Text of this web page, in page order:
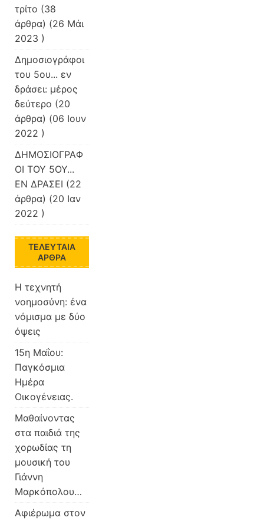
τρίτο (38
άρθρα) (26 Μάι
2023 )
Δημοσιογράφοι
του 5ου... εν
δράσει: μέρος
δεύτερο (20
άρθρα) (06 Ιουν
2022 )
ΔΗΜΟΣΙΟΓΡΑΦ
ΟΙ ΤΟΥ 5ΟΥ...
ΕΝ ΔΡΑΣΕΙ (22
άρθρα) (20 Ιαν
2022 )
ΤΕΛΕΥΤΑΊΑ
ΆΡΘΡΑ
Η τεχνητή
νοημοσύνη: ένα
νόμισμα με δύο
όψεις
15η Μαΐου:
Παγκόσμια
Ημέρα
Οικογένειας.
Μαθαίνοντας
στα παιδιά της
χορωδίας τη
μουσική του
Γιάννη
Μαρκόπολου…
Αφιέρωμα στον